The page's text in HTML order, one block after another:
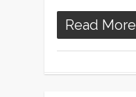
Read More